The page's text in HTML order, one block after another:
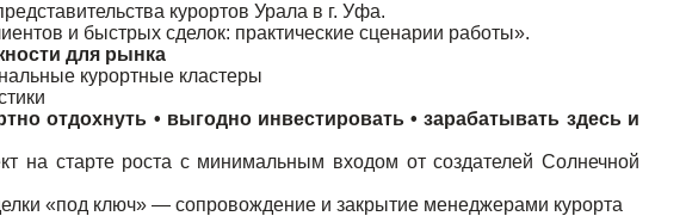
курортов Урала в г. Уфа.
и быстрых сделок: практические сценарии работы».
для рынка
курортные кластеры
отдохнуть • выгодно инвестировать • зарабатывать здесь и
на старте роста с минимальным входом от создателей Солнечной
«под ключ» — сопровождение и закрытие менеджерами курорта